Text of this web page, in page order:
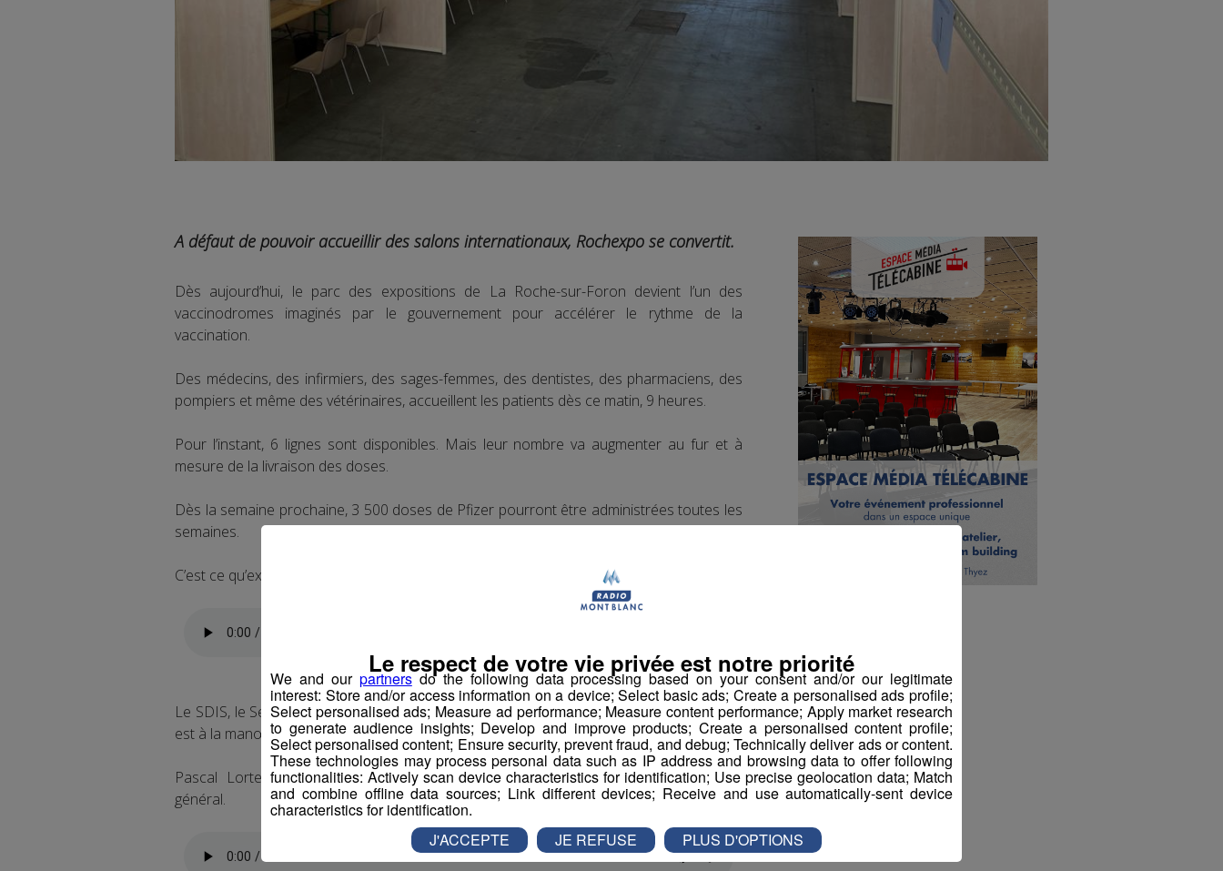
A défaut de pouvoir accueillir des salons internationaux, Rochexpo se convertit.
Dès aujourd’hui, le parc des expositions de La Roche-sur-Foron devient l’un des
vaccinodromes imaginés par le gouvernement pour accélérer le rythme de la
vaccination.
Des médecins, des infirmiers, des sages-femmes, des dentistes, des pharmaciens, des
pompiers et même des vétérinaires, accueillent les patients dès ce matin, 9 heures.
Pour l’instant, 6 lignes sont disponibles. Mais leur nombre va augmenter au fur et à
mesure de la livraison des doses.
Dès la semaine prochaine, 3 500 doses de Pfizer pourront être administrées toutes les
semaines.
C’est ce qu’explique Alain Espinasse, le préfet de Haute-Savoie.
Le SDIS, le Service départemental d’incendie et de secours, autrement dit les pompiers,
est à la manœuvre.
Pascal Lorteau en est le directeur départemental de Haute-Savoie et Contrôleur
général.
We and our partnersdo the following data processing based on your consent and/or our legitimate
interest: Store and/or access information on a device; Select basic ads; Create a personalised ads profile;
Select personalised ads; Measure ad performance; Measure content performance; Apply market research
to generate audience insights; Develop and improve products; Create a personalised content profile;
Select personalised content; Ensure security, prevent fraud, and debug; Technically deliver ads or content.
These technologies may process personal data such as IP address and browsing data to offer following
functionalities: Actively scan device characteristics for identification; Use precise geolocation data; Match
and combine offline data sources; Link different devices; Receive and use automatically-sent device
characteristics for identification.
Le respect de votre vie privée est notre priorité
J'ACCEPTE JE REFUSE PLUS D'OPTIONS